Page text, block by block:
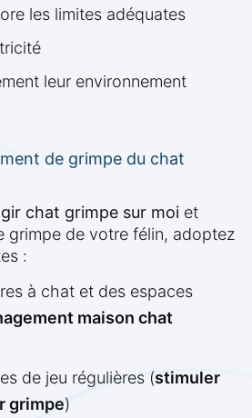
les limites adéquates
leur environnement
de grimpe du chat
chat grimpe sur moi et
grimpe de votre félin, adoptez
:
à chat et des espaces
maison chat
de jeu régulières (stimuler
grimpe)